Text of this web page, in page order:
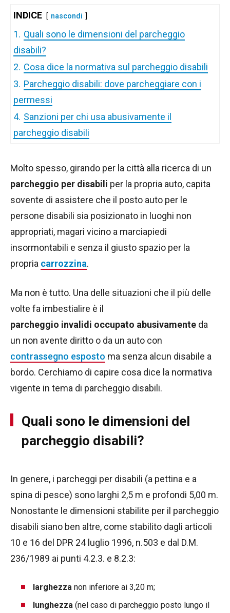
INDICE nascondi
1. Quali sono le dimensioni del parcheggio
disabili?
2. Cosa dice la normativa sul parcheggio disabili
3. Parcheggio disabili: dove parcheggiare con i
permessi
4. Sanzioni per chi usa abusivamente il
parcheggio disabili
Molto spesso, girando per la città alla ricerca di un
parcheggio per disabili per la propria auto, capita
sovente di assistere che il posto auto per le
persone disabili sia posizionato in luoghi non
appropriati, magari vicino a marciapiedi
insormontabili e senza il giusto spazio per la
propria carrozzina.
Ma non è tutto. Una delle situazioni che il più delle
volte fa imbestialire è il
parcheggio invalidi occupato abusivamente da
un non avente diritto o da un auto con
contrassegno esposto ma senza alcun disabile a
bordo. Cerchiamo di capire cosa dice la normativa
vigente in tema di parcheggio disabili.
Quali sono le dimensioni del
parcheggio disabili?
In genere, i parcheggi per disabili (a pettina e a
spina di pesce) sono larghi 2,5 m e profondi 5,00 m.
Nonostante le dimensioni stabilite per il parcheggio
disabili siano ben altre, come stabilito dagli articoli
10 e 16 del DPR 24 luglio 1996, n.503 e dal D.M.
236/1989 ai punti 4.2.3. e 8.2.3:
larghezza non inferiore ai 3,20 m;
lunghezza (nel caso di parcheggio posto lungo il